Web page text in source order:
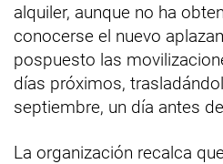
alquiler, aunque no ha
conocerse el nuevo
pospuesto las
días próximos,
septiembre, un día antes
La organización recalca